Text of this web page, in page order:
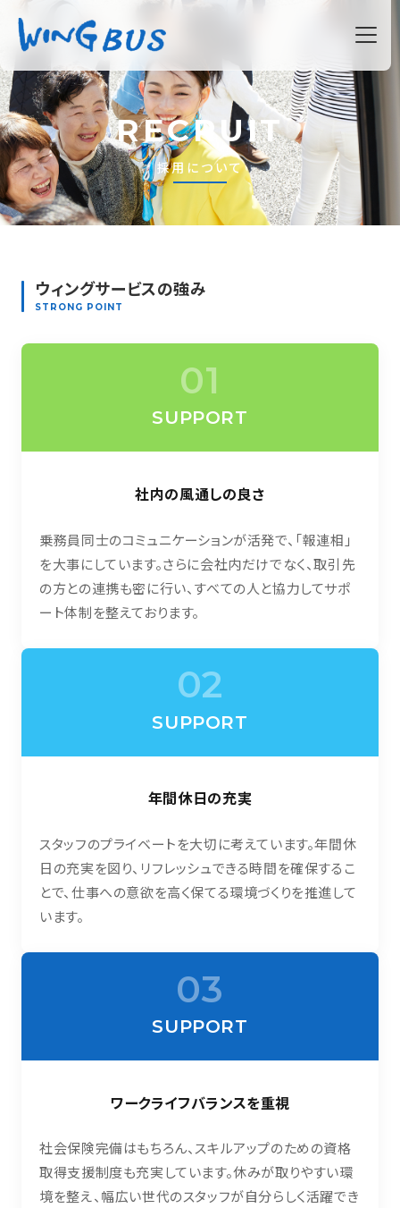
ホーム
新着情報
観光・貸切バス事業
RECRUIT
採用について
ウィングサービスの強み
STRONG POINT
01
SUPPORT
社内の風通しの良さ
乗務員同士のコミュニケーションが活発で、「報連相」
を大事にしています。さらに会社内だけでなく、取引先
の方との連携も密に行い、すべての人と協力してサポ
ート体制を整えております。
02
SUPPORT
年間休日の充実
スタッフのプライベートを大切に考えています。年間休
日の充実を図り、リフレッシュできる時間を確保するこ
とで、仕事への意欲を高く保てる環境づくりを推進して
います。
03
SUPPORT
ワークライフバランスを重視
社会保険完備はもちろん、スキルアップのための資格
取得支援制度も充実しています。休みが取りやすい環
境を整え、幅広い世代のスタッフが自分らしく活躍でき